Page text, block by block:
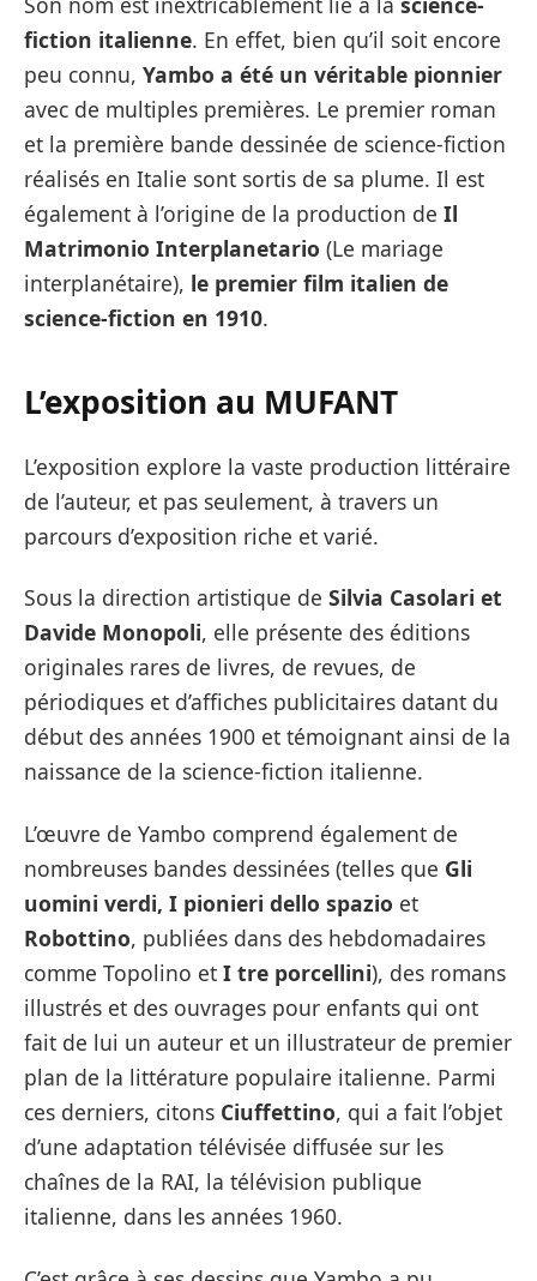
fiction italienne. En effet, bien qu’il soit encore
peu connu, Yambo a été un véritable pionnier
avec de multiples premières. Le premier roman
et la première bande dessinée de science-fiction
réalisés en Italie sont sortis de sa plume. Il est
également à l’origine de la production de Il
Matrimonio Interplanetario (Le mariage
interplanétaire), le premier film italien de
science-fiction en 1910.
L’exposition au MUFANT
L’exposition explore la vaste production littéraire
de l’auteur, et pas seulement, à travers un
parcours d’exposition riche et varié.
Sous la direction artistique de Silvia Casolari et
Davide Monopoli, elle présente des éditions
originales rares de livres, de revues, de
périodiques et d’affiches publicitaires datant du
début des années 1900 et témoignant ainsi de la
naissance de la science-fiction italienne.
L’œuvre de Yambo comprend également de
nombreuses bandes dessinées (telles que Gli
uomini verdi, I pionieri dello spazio et
Robottino, publiées dans des hebdomadaires
comme Topolino et I tre porcellini), des romans
illustrés et des ouvrages pour enfants qui ont
fait de lui un auteur et un illustrateur de premier
plan de la littérature populaire italienne. Parmi
ces derniers, citons Ciuffettino, qui a fait l’objet
d’une adaptation télévisée diffusée sur les
chaînes de la RAI, la télévision publique
italienne, dans les années 1960.